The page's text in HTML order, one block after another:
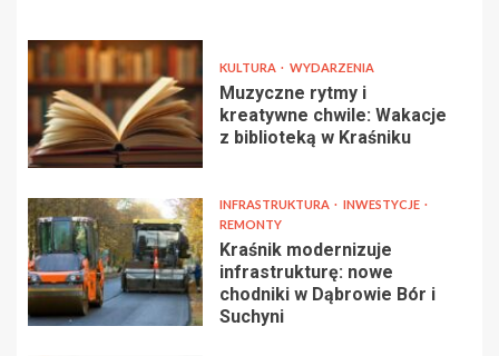
KULTURA WYDARZENIA
Muzyczne rytmy i
kreatywne chwile: Wakacje
z biblioteką w Kraśniku
INFRASTRUKTURA
INWESTYCJE
REMONTY
Kraśnik modernizuje
infrastrukturę: nowe
chodniki w Dąbrowie Bór i
Suchyni